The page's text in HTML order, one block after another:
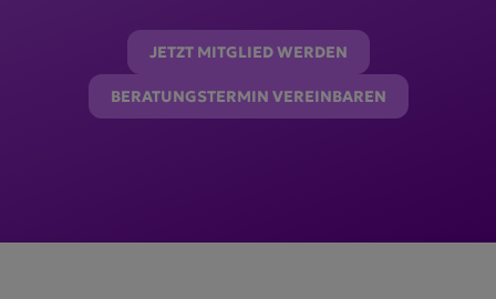
JETZT MITGLIED WERDEN
BERATUNGSTERMIN VEREINBAREN